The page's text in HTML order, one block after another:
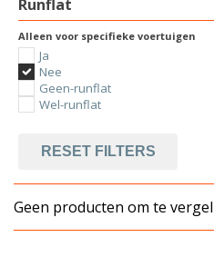
Runflat
Alleen voor specifieke voertuigen
Ja
Nee
Geen-runflat
Wel-runflat
RESET FILTERS
Geen producten om te